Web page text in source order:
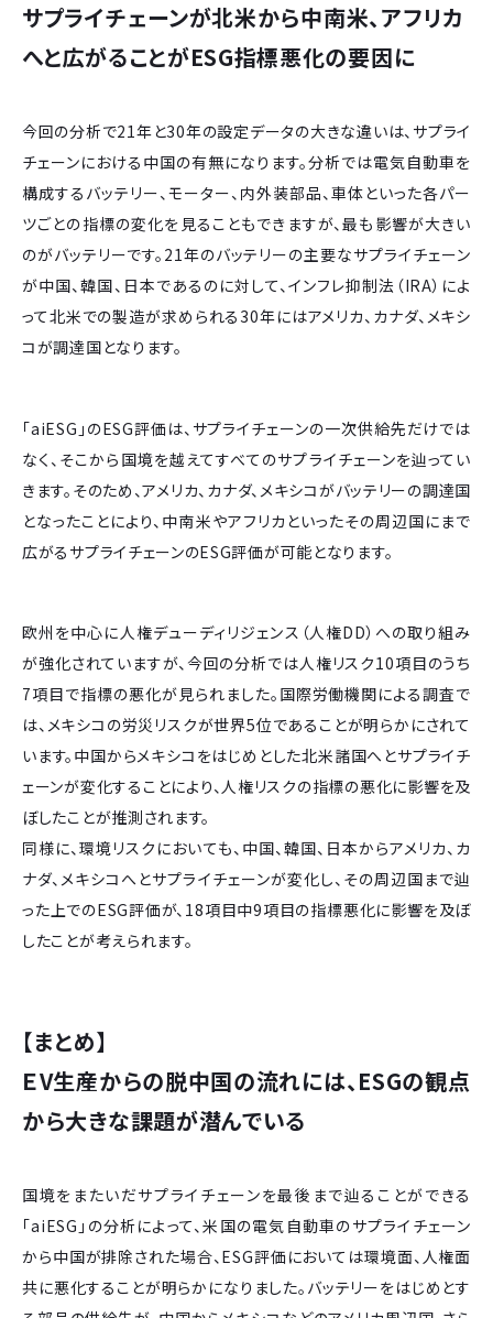
サプライチェーンが北米から中南米、アフリカ
へと広がることがESG指標悪化の要因に
今回の分析で21年と30年の設定データの大きな違いは、サプライ
チェーンにおける中国の有無になります。分析では電気自動車を
構成するバッテリー、モーター、内外装部品、車体といった各パー
ツごとの指標の変化を見ることもできますが、最も影響が大きい
のがバッテリーです。21年のバッテリーの主要なサプライチェーン
が中国、韓国、日本であるのに対して、インフレ抑制法（IRA）によ
って北米での製造が求められる30年にはアメリカ、カナダ、メキシ
コが調達国となります。
「aiESG」のESG評価は、サプライチェーンの一次供給先だけでは
なく、そこから国境を越えてすべてのサプライチェーンを辿ってい
きます。そのため、アメリカ、カナダ、メキシコがバッテリーの調達国
となったことにより、中南米やアフリカといったその周辺国にまで
広がるサプライチェーンのESG評価が可能となります。
欧州を中心に人権デューディリジェンス（人権DD）への取り組み
が強化されていますが、今回の分析では人権リスク10項目のうち
7項目で指標の悪化が見られました。国際労働機関による調査で
は、メキシコの労災リスクが世界5位であることが明らかにされて
います。中国からメキシコをはじめとした北米諸国へとサプライチ
ェーンが変化することにより、人権リスクの指標の悪化に影響を及
ぼしたことが推測されます。
同様に、環境リスクにおいても、中国、韓国、日本からアメリカ、カ
ナダ、メキシコへとサプライチェーンが変化し、その周辺国まで辿
った上でのESG評価が、18項目中9項目の指標悪化に影響を及ぼ
したことが考えられます。
【まとめ】
ＥV生産からの脱中国の流れには、ESGの観点
から大きな課題が潜んでいる
国境をまたいだサプライチェーンを最後まで辿ることができる
「aiESG」の分析によって、米国の電気自動車のサプライチェーン
から中国が排除された場合、ESG評価においては環境面、人権面
共に悪化することが明らかになりました。バッテリーをはじめとす